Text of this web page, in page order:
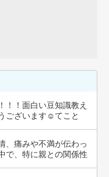
！！面白い豆知識教え
ございます☺️てこと
、痛みや不満が伝わっ
で、特に親との関係性